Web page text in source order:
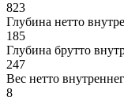
823
Глубина нетто
185
Глубина брутто
247
Вес нетто
8